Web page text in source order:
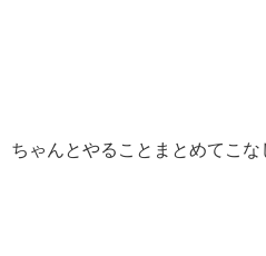
ちゃんとやることまとめてこな